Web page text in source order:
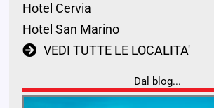
Hotel Cervia
Hotel San Marino
VEDI TUTTE LE LOCALITA'
Dal blog...